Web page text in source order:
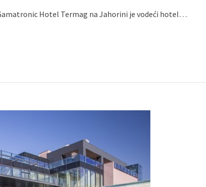
Hotel Termag na Jahorini je vodeći hotel…